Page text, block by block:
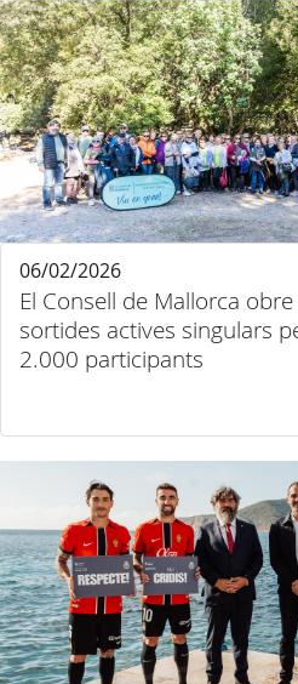
El Consell de Mallorca
sortides actives singulars
2.000 participants
06/02/2026